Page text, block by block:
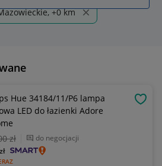
+0 km
Hue 34184/11/P6 lampa
LED do łazienki Adore
zł do negocjacji
zł